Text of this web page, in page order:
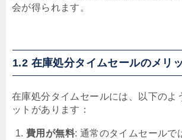
会が得られます。
1.2 在庫処分タイムセールのメリ
在庫処分タイムセールには、以下のよ
ットがあります：
費用が無料: 通常のタイムセールで